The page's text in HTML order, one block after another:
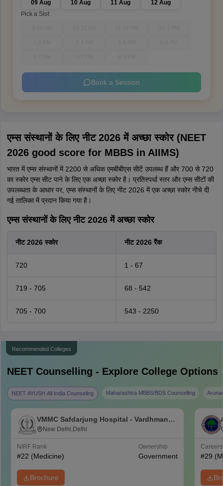
09 Aug 10 Aug 11 Aug
12 Aug
Pick a Slot
Book a Session
एम्स संस्थानों के लिए नीट 2026 में अच्छा स्कोर (NEET
2026 good score for MBBS in AIIMS)
भारत में एम्स संस्थानों में 2200 से अधिक एमबीबीएस सीटें उपलब्ध हैं और 700 से 720
का स्कोर एम्स सीट पाने के लिए एक अच्छा स्कोर है। प्रतिस्पर्धा स्तर और एम्स सीटों की
उपलब्धता के आधार पर, एम्स संस्थानों के लिए नीट 2026 में एक अच्छा स्कोर नीचे दी
गई तालिका में प्रदान किया गया है।
एम्स संस्थानों के लिए नीट 2026 में अच्छा स्कोर
नीट 2026 स्कोर नीट 2026 रैंक
720 1 - 67
719 - 705 68 - 542
705 - 700 543 - 2250
Recommended Colleges
NEETCounselling - Explore College Options
NEET AYUSH All India Counseling Maharashtra MBBS/BDS Counselling
VMMC Safdarjung Hospital - Vardhman
Mahavir Medical College and Safdarjung
New Delhi,Delhi
NIRF Rank
#22 (Medicine)
Ownership
Government
Brochure
#29